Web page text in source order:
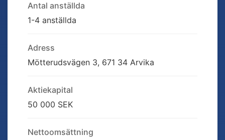
Antal anställda
1-4 anställda
Adress
Mötterudsvägen 3, 671 34 Arvika
Aktiekapital
50 000 SEK
Nettoomsättning